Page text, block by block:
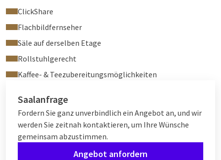
ClickShare
Flachbildfernseher
Säle auf derselben Etage
Rollstuhlgerecht
Kaffee- & Teezubereitungsmöglichkeiten
Saalanfrage
Fordern Sie ganz unverbindlich ein Angebot an, und wir
werden Sie zeitnah kontaktieren, um Ihre Wünsche
gemeinsam abzustimmen.
Angebot anfordern